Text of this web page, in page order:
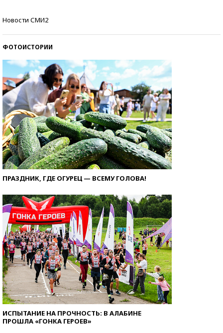
Новости СМИ2
ФОТОИСТОРИИ
ПРАЗДНИК, ГДЕ ОГУРЕЦ — ВСЕМУ ГОЛОВА!
ИСПЫТАНИЕ НА ПРОЧНОСТЬ: В АЛАБИНЕ
ПРОШЛА «ГОНКА ГЕРОЕВ»